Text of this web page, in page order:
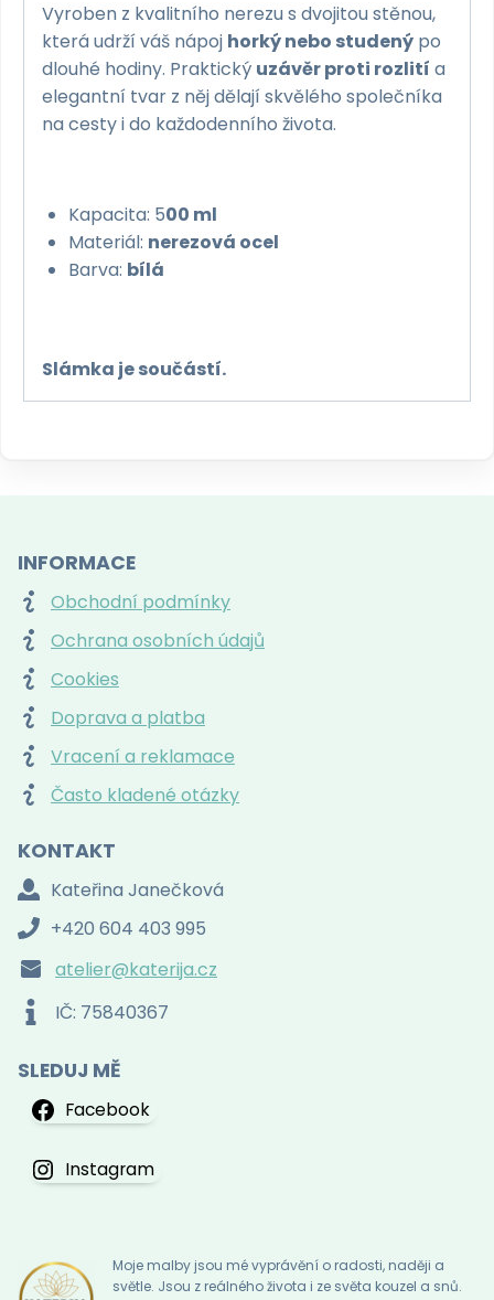
Vyroben z kvalitního nerezu s dvojitou stěnou,
která udrží váš nápoj horký nebo studený po
dlouhé hodiny. Praktický uzávěr proti rozlití a
elegantní tvar z něj dělají skvělého společníka
na cesty i do každodenního života.
Kapacita: 500 ml
Materiál: nerezová ocel
Barva: bílá
Slámka je součástí.
INFORMACE
Obchodní podmínky
Ochrana osobních údajů
Cookies
Doprava a platba
Vracení a reklamace
Často kladené otázky
KONTAKT
Kateřina Janečková
+420 604 403 995
atelier@katerija.cz
IČ: 75840367
SLEDUJ MĚ
Facebook
Instagram
Moje malby jsou mé vyprávění o radosti, naději a
světle. Jsou z reálného života i ze světa kouzel a snů.